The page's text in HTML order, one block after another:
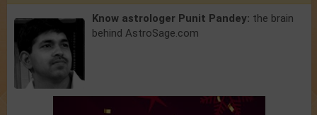
Know astrologer Punit Pandey: the brain
behind AstroSage.com